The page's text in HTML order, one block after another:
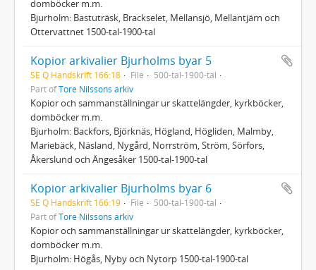
domböcker m.m.
Bjurholm: Bastuträsk, Brackselet, Mellansjö, Mellantjärn och
Ottervattnet 1500-tal-1900-tal
Kopior arkivalier Bjurholms byar 5
SE Q Handskrift 166:18 File
500-tal-1900-tal
Part ofTore Nilssons arkiv
Kopior och sammanställningar ur skattelängder, kyrkböcker,
domböcker m.m.
Bjurholm: Backfors, Björknäs, Högland, Högliden, Malmby,
Mariebäck, Näsland, Nygård, Norrström, Ström, Sörfors,
Åkerslund och Ängesåker 1500-tal-1900-tal
Kopior arkivalier Bjurholms byar 6
SE Q Handskrift 166:19 File
500-tal-1900-tal
Part ofTore Nilssons arkiv
Kopior och sammanställningar ur skattelängder, kyrkböcker,
domböcker m.m.
Bjurholm: Högås, Nyby och Nytorp 1500-tal-1900-tal